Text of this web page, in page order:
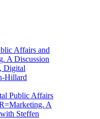
Public Affairs
A
Steffen